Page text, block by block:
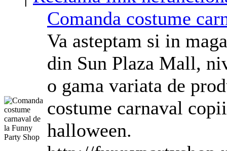
Comanda costume
Va asteptam si in
din Sun Plaza Mall,
o gama variata de
costume carnaval
halloween.